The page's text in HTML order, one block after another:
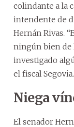
colindante a la
intendente de
Hernán Rivas.
ningún bien de
investigado
el fiscal Segovia.
Niega
El senador